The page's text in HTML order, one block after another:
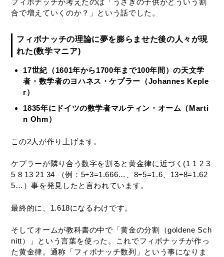
フィボナッチが考えたのは「うさぎの子供がどういう割
合で増えていくのか？」という話でした。
フィボナッチの理論に夢を膨らませた後の人々が現
れた(数学マニア)
17世紀（1601年から1700年まで100年間）の天文学
者・数学者のヨハネス・ケプラー（Johannes Keple
r）
1835年にドイツの数学者マルティン・オーム（Marti
n Ohm）
この2人が作り上げます。
ケプラーが隣り合う数字を割ると黄金律に近づく(1 1 2 3
5 8 13 21 34 （例：5÷3=1.666…、8÷5=1.6、13÷8=1.62
5…）事を発見したと言われています。
最終的に、1.618になるわけです。
そしてオームが教科書の中で「黄金の分割（goldene Sch
nitt）」という言葉を使った。これでフィボナッチが作っ
た黄金律。通称「フィボナッチ数列」という事になりま